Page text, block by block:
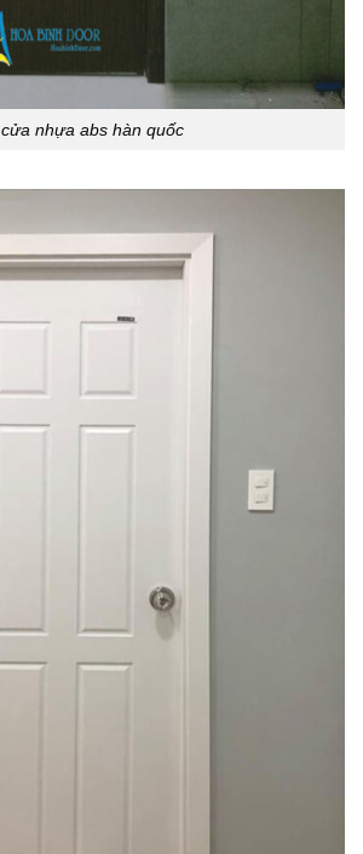
cửa nhựa abs hàn quốc